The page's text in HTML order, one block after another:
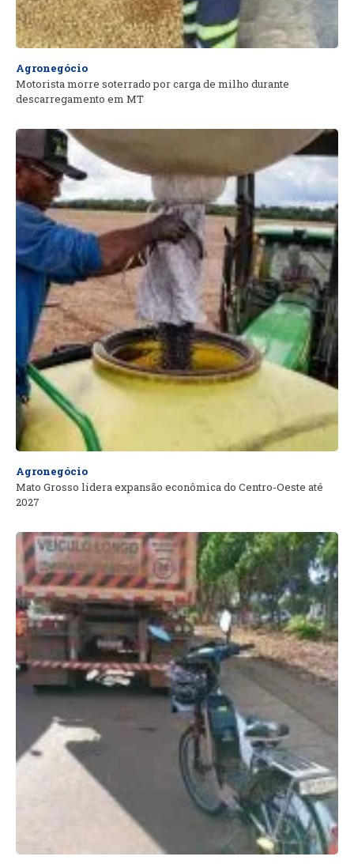
Agronegócio
Motorista morre soterrado por carga de milho durante
descarregamento em MT
Agronegócio
Mato Grosso lidera expansão econômica do Centro-Oeste até
2027